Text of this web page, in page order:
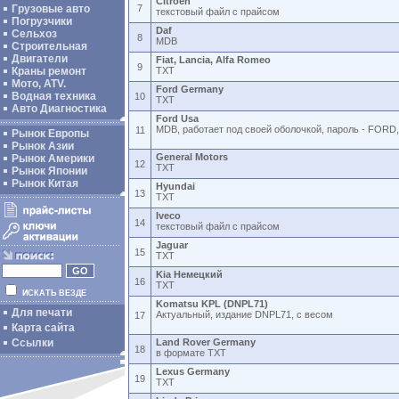
Грузовые авто
Погрузчики
Сельхоз
Строительная
Двигатели
Краны ремонт
Мото, ATV.
Водная техника
Авто Диагностика
Рынок Европы
Рынок Азии
Рынок Америки
Рынок Японии
Рынок Китая
ИСКАТЬ ВЕЗДЕ
Для печати
Карта сайта
Ссылки
7
текстовый файл с прайсом
8
Daf
MDB
9
Fiat, Lancia, Alfa Romeo
TXT
10
Ford Germany
TXT
11
Ford Usa
MDB, работает под своей оболочкой, пароль -
12
General Motors
TXT
13
Hyundai
TXT
14
Iveco
текстовый файл с прайсом
15
Jaguar
TXT
16
Kia Немецкий
TXT
17
Komatsu KPL (DNPL71)
Актуальный, издание DNPL71, с весом
18
Land Rover Germany
в формате TXT
19
Lexus Germany
TXT